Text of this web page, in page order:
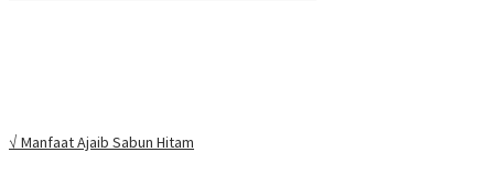
√ Manfaat Ajaib Sabun Hitam